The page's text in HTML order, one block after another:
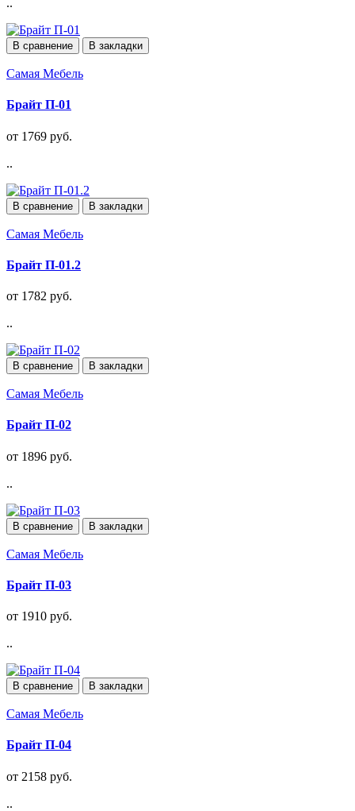
..
В сравнение В закладки
Самая Мебель
Брайт П-01
от 1769 руб.
..
В сравнение В закладки
Самая Мебель
Брайт П-01.2
от 1782 руб.
..
В сравнение В закладки
Самая Мебель
Брайт П-02
от 1896 руб.
..
В сравнение В закладки
Самая Мебель
Брайт П-03
от 1910 руб.
..
В сравнение В закладки
Самая Мебель
Брайт П-04
от 2158 руб.
..